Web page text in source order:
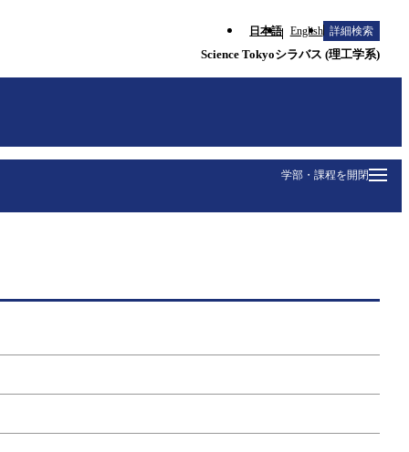
日本語 English 詳細検索
Science Tokyoシラバス (理工学系)
学部・課程を開閉